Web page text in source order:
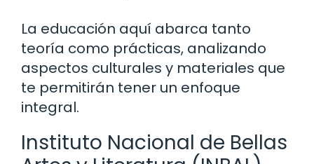
La educación aquí abarca tanto
teoría como prácticas, analizando
aspectos culturales y materiales que
te permitirán tener un enfoque
integral.
Instituto Nacional de Bellas